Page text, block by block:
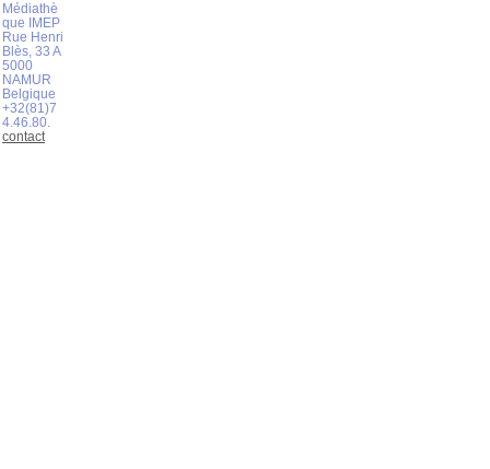
Médiathè
que IMEP
Rue Henri
Blès, 33 A
5000
NAMUR
Belgique
+32(81)7
4.46.80.
contact